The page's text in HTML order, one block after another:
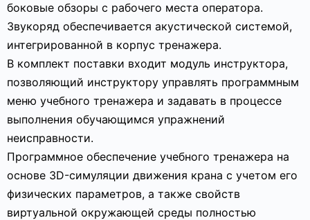
боковые обзоры с рабочего места оператора.
Звукоряд обеспечивается акустической системой,
интегрированной в корпус тренажера.
В комплект поставки входит модуль инструктора,
позволяющий инструктору управлять программным
меню учебного тренажера и задавать в процессе
выполнения обучающимся упражнений
неисправности.
Программное обеспечение учебного тренажера на
основе 3D-симуляции движения крана с учетом его
физических параметров, а также свойств
виртуальной окружающей среды полностью